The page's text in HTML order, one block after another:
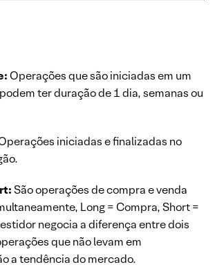
Operações que são iniciadas em um
ter duração de 1 dia, semanas ou
iniciadas e finalizadas no
São operações de compra e venda
Long = Compra, Short =
negocia a diferença entre dois
que não levam em
a tendência do mercado.